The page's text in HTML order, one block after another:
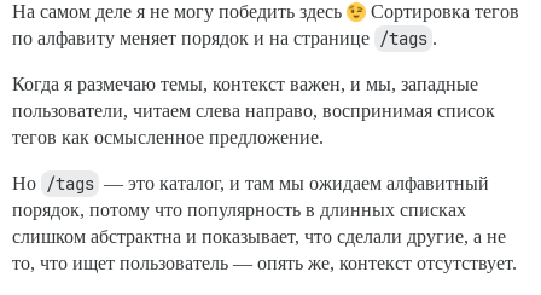
На самом деле я не могу победить здесь
Сортировка тегов
по алфавиту меняет порядок и на странице /tags .
Когда я размечаю темы, контекст важен, и мы, западные
пользователи, читаем слева направо, воспринимая список
тегов как осмысленное предложение.
Но /tags — это каталог, и там мы ожидаем алфавитный
порядок, потому что популярность в длинных списках
слишком абстрактна и показывает, что сделали другие, а не
то, что ищет пользователь — опять же, контекст отсутствует.